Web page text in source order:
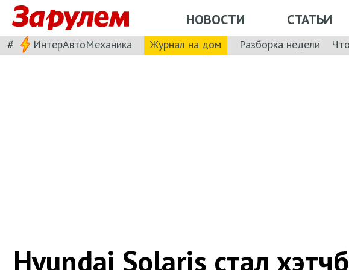
НОВОСТИ СТАТЬИ
# ИнтерАвтоМеханика Журнал на дом Разборка недели
Hyundai Solaris стал